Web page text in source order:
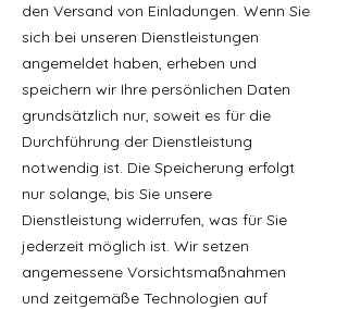
den Versand von Einladungen. Wenn Sie
sich bei unseren Dienstleistungen
angemeldet haben, erheben und
speichern wir Ihre persönlichen Daten
grundsätzlich nur, soweit es für die
Durchführung der Dienstleistung
notwendig ist. Die Speicherung erfolgt
nur solange, bis Sie unsere
Dienstleistung widerrufen, was für Sie
jederzeit möglich ist. Wir setzen
angemessene Vorsichtsmaßnahmen
und zeitgemäße Technologien auf